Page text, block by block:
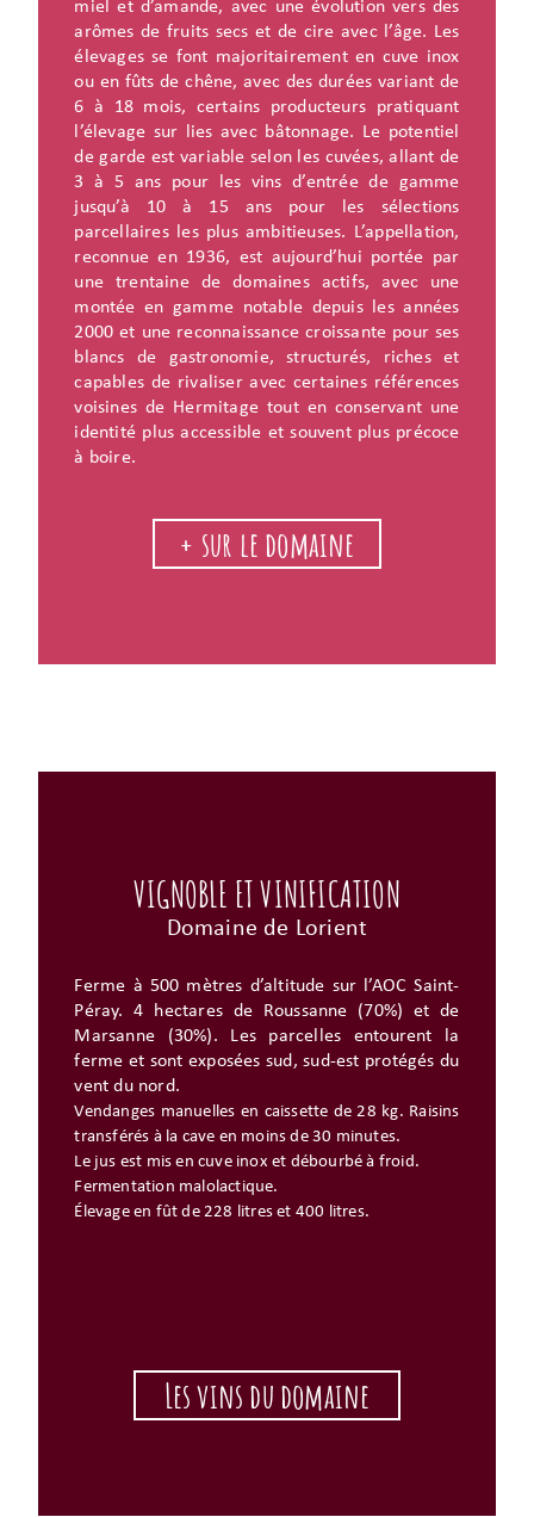
miel et d’amande, avec une évolution vers des
arômes de fruits secs et de cire avec l’âge. Les
élevages se font majoritairement en cuve inox
ou en fûts de chêne, avec des durées variant de
6 à 18 mois, certains producteurs pratiquant
l’élevage sur lies avec bâtonnage. Le potentiel
de garde est variable selon les cuvées, allant de
3 à 5 ans pour les vins d’entrée de gamme
jusqu’à 10 à 15 ans pour les sélections
parcellaires les plus ambitieuses. L’appellation,
reconnue en 1936, est aujourd’hui portée par
une trentaine de domaines actifs, avec une
montée en gamme notable depuis les années
2000 et une reconnaissance croissante pour ses
blancs de gastronomie, structurés, riches et
capables de rivaliser avec certaines références
voisines de Hermitage tout en conservant une
identité plus accessible et souvent plus précoce
à boire.
+ sur le domaine
VIGNOBLE ET VINIFICATION
Domaine de Lorient
Ferme à 500 mètres d’altitude sur l’AOC Saint-
Péray. 4 hectares de Roussanne (70%) et de
Marsanne (30%). Les parcelles entourent la
ferme et sont exposées sud, sud-est protégés du
vent du nord.
Vendanges manuelles en caissette de 28 kg. Raisins
transférés à la cave en moins de 30 minutes.
Le jus est mis en cuve inox et débourbé à froid.
Fermentation malolactique.
Élevage en fût de 228 litres et 400 litres.
Les vins du domaine